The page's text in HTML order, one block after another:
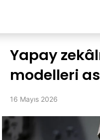
Yapay
modelleri
16 Mayıs 2026